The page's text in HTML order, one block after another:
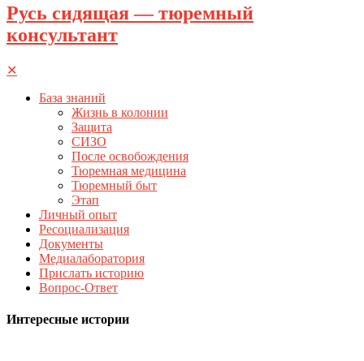
Русь сидящая — тюремный
консультант
✕
База знаний
Жизнь в колонии
Защита
СИЗО
После освобождения
Тюремная медицина
Тюремный быт
Этап
Личный опыт
Ресоциализация
Документы
Медиалаборатория
Прислать историю
Вопрос-Ответ
Интересные истории